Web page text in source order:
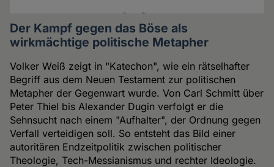
Der Kampf gegen das Böse als
wirkmächtige politische Metapher
Volker Weiß zeigt in "Katechon", wie ein rätselhafter
Begriff aus dem Neuen Testament zur politischen
Metapher der Gegenwart wurde. Von Carl Schmitt über
Peter Thiel bis Alexander Dugin verfolgt er die
Sehnsucht nach einem "Aufhalter", der Ordnung gegen
Verfall verteidigen soll. So entsteht das Bild einer
autoritären Endzeitpolitik zwischen politischer
Theologie, Tech-Messianismus und rechter Ideologie.